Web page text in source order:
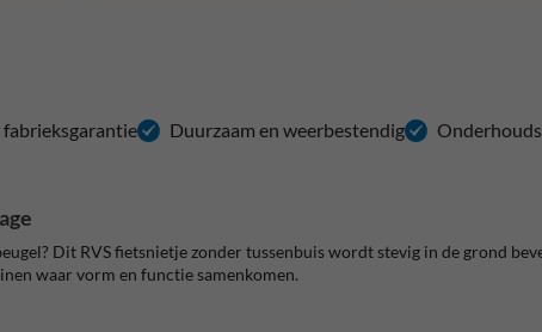
fabrieksgarantie Duurzaam en weerbestendig
Dit RVS fietsnietje zonder tussenbuis wordt stevig in de grond
waar vorm en functie samenkomen.